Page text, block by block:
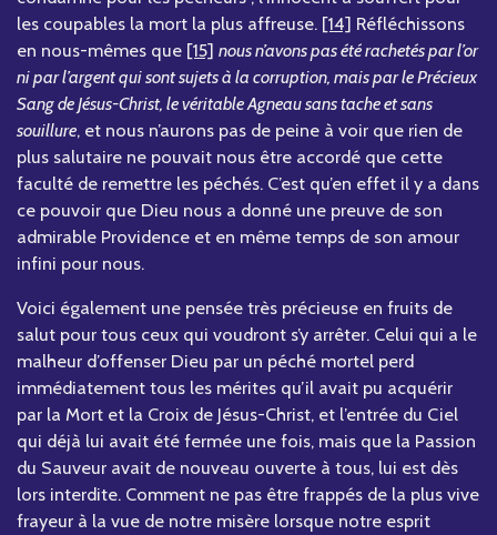
les coupables la mort la plus affreuse. [14] Réfléchissons
en nous-mêmes que [15] nous n’avons pas été rachetés par l’or
ni par l’argent qui sont sujets à la corruption, mais par le Précieux
Sang de Jésus-Christ, le véritable Agneau sans tache et sans
souillure, et nous n’aurons pas de peine à voir que rien de
plus salutaire ne pouvait nous être accordé que cette
faculté de remettre les péchés. C’est qu’en effet il y a dans
ce pouvoir que Dieu nous a donné une preuve de son
admirable Providence et en même temps de son amour
infini pour nous.
Voici également une pensée très précieuse en fruits de
salut pour tous ceux qui voudront s’y arrêter. Celui qui a le
malheur d’offenser Dieu par un péché mortel perd
immédiatement tous les mérites qu’il avait pu acquérir
par la Mort et la Croix de Jésus-Christ, et l’entrée du Ciel
qui déjà lui avait été fermée une fois, mais que la Passion
du Sauveur avait de nouveau ouverte à tous, lui est dès
lors interdite. Comment ne pas être frappés de la plus vive
frayeur à la vue de notre misère lorsque notre esprit